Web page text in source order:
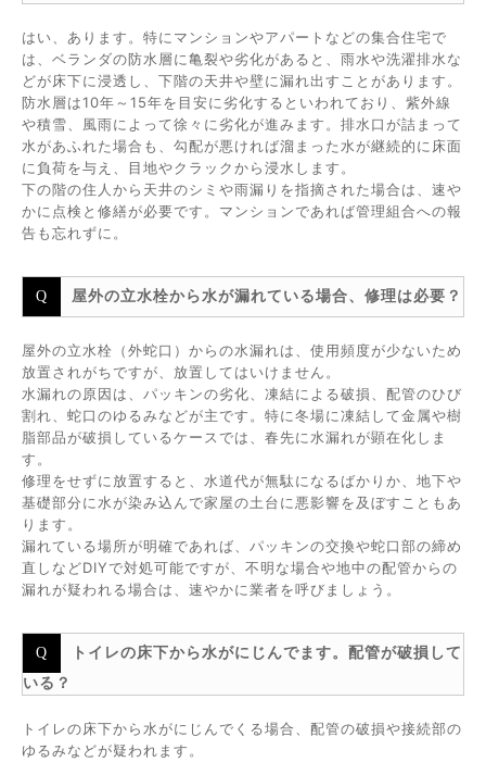
はい、あります。特にマンションやアパートなどの集合住宅で
は、ベランダの防水層に亀裂や劣化があると、雨水や洗濯排水な
どが床下に浸透し、下階の天井や壁に漏れ出すことがあります。
防水層は10年～15年を目安に劣化するといわれており、紫外線
や積雪、風雨によって徐々に劣化が進みます。排水口が詰まって
水があふれた場合も、勾配が悪ければ溜まった水が継続的に床面
に負荷を与え、目地やクラックから浸水します。
下の階の住人から天井のシミや雨漏りを指摘された場合は、速や
かに点検と修繕が必要です。マンションであれば管理組合への報
告も忘れずに。
屋外の立水栓から水が漏れている場合、修理は必要？
屋外の立水栓（外蛇口）からの水漏れは、使用頻度が少ないため
放置されがちですが、放置してはいけません。
水漏れの原因は、パッキンの劣化、凍結による破損、配管のひび
割れ、蛇口のゆるみなどが主です。特に冬場に凍結して金属や樹
脂部品が破損しているケースでは、春先に水漏れが顕在化しま
す。
修理をせずに放置すると、水道代が無駄になるばかりか、地下や
基礎部分に水が染み込んで家屋の土台に悪影響を及ぼすこともあ
ります。
漏れている場所が明確であれば、パッキンの交換や蛇口部の締め
直しなどDIYで対処可能ですが、不明な場合や地中の配管からの
漏れが疑われる場合は、速やかに業者を呼びましょう。
トイレの床下から水がにじんでます。配管が破損して
いる？
トイレの床下から水がにじんでくる場合、配管の破損や接続部の
ゆるみなどが疑われます。